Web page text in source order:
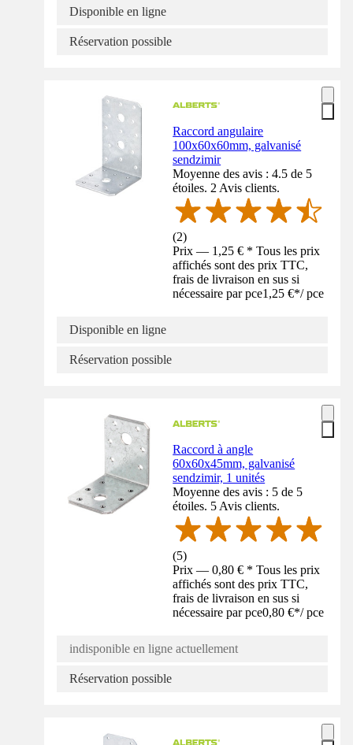
Disponible en ligne
Réservation possible
Raccord angulaire
100x60x60mm, galvanisé
sendzimir
Moyenne des avis : 4.5 de 5
étoiles. 2 Avis clients.
(2)
Prix — 1,25 € * Tous les prix
affichés sont des prix TTC,
frais de livraison en sus si
nécessaire par pce1,25 €*/ pce
Disponible en ligne
Réservation possible
Raccord à angle
60x60x45mm, galvanisé
sendzimir, 1 unités
Moyenne des avis : 5 de 5
étoiles. 5 Avis clients.
(5)
Prix — 0,80 € * Tous les prix
affichés sont des prix TTC,
frais de livraison en sus si
nécessaire par pce0,80 €*/ pce
indisponible en ligne actuellement
Réservation possible